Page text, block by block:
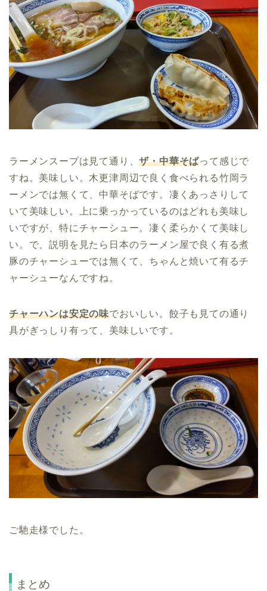
ラーメンスープは見て通り、ザ・中華そばって感じで
すね。美味しい。木更津周辺で良く食べられる竹岡ラ
ーメンでは無くて、中華そばです。凄くあっさりして
いて美味しい。上に乗っかっているのはどれも美味し
いですが、特にチャーシュー。凄く柔らかくて美味し
い。で、説明を見たら日本のラーメン屋で良く有る煮
豚のチャーシューでは無くて、ちゃんと焼いて有るチ
ャーシューなんですね。
チャーハンは安定の味でおいしい。餃子も見ての通り
具がぎっしり有って、美味しいです。
ご馳走様でした。
まとめ